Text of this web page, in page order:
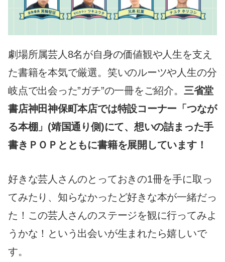
劇場所属芸人8名が自身の価値観や人生を支え
た書籍を本気で厳選。笑いのルーツや人生の分
岐点で出会った”ガチ”の一冊をご紹介。 三省堂
書店神田神保町本店では特設コーナー「つなが
る本棚」(靖国通り側)にて、想いの詰まった手
書きＰＯＰとともに書籍を展開しています！
好きな芸人さんのとっておきの1冊を手に取っ
てみたり、知らなかったど好きな本が一緒だっ
た！この芸人さんのステージを観に行ってみよ
うかな！という出会いが生まれたら嬉しいで
す。